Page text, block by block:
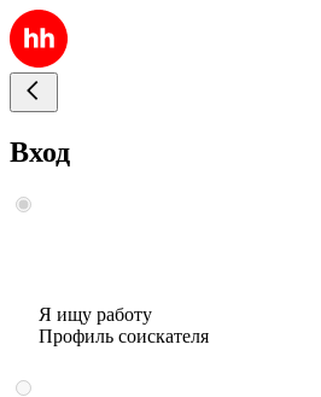
Вход
Я ищу работу
Профиль соискателя